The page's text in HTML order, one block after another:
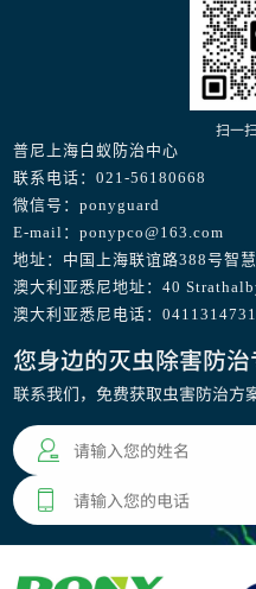
扫一
普尼上海白蚁防治中心
联系电话：021-56180668
微信号：ponyguard
E-mail：ponypco@163.com
地址：中国上海联谊路388号智
澳大利亚悉尼地址：40
澳大利亚悉尼电话：0411314731
您身边的灭虫除害防
联系我们，免费获取虫害防治方